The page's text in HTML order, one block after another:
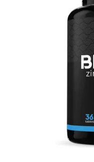
Selen
Silicium
Zink (Zn)
Vitamin
Vitamin
Vitamin
Vitamin